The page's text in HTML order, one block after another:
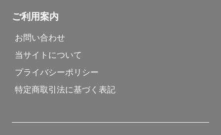
ご利用案内
お問い合わせ
当サイトについて
プライバシーポリシー
特定商取引法に基づく表記